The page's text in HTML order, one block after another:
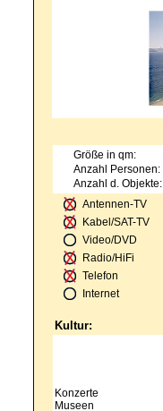
Größe in qm:
Anzahl Personen:
Anzahl d. Objekte:
Antennen-TV
Kabel/SAT-TV
Video/DVD
Radio/HiFi
Telefon
Internet
Kultur:
Konzerte
Museen